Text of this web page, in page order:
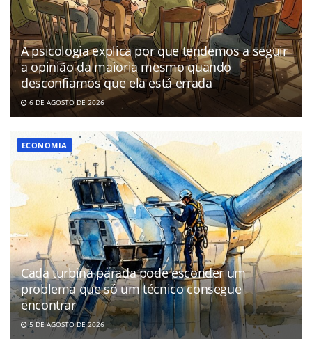
A psicologia explica por que tendemos a seguir
a opinião da maioria mesmo quando
desconfiamos que ela está errada
6 DE AGOSTO DE 2026
ECONOMIA
Cada turbina parada pode esconder um
problema que só um técnico consegue
encontrar
5 DE AGOSTO DE 2026